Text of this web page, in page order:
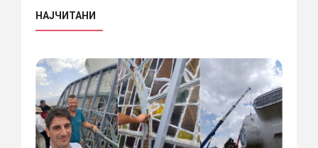
НАЈЧИТАНИ